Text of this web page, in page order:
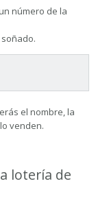
número de la
el nombre, la
venden.
lotería de